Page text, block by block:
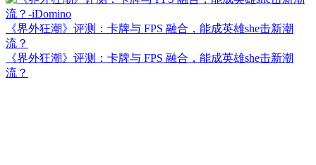
《界外狂潮》评测：卡牌与 FPS 融合，能成英雄she击新潮
流？
《界外狂潮》评测：卡牌与 FPS 融合，能成英雄she击新潮
流？